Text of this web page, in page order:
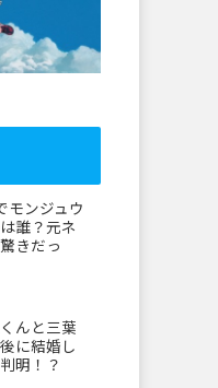
モンジュウ
誰？元ネ
きだっ
んと三葉
に結婚し
明！？